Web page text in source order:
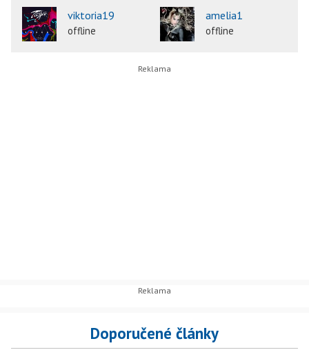
viktoria19
offline
amelia1
offline
Doporučené články